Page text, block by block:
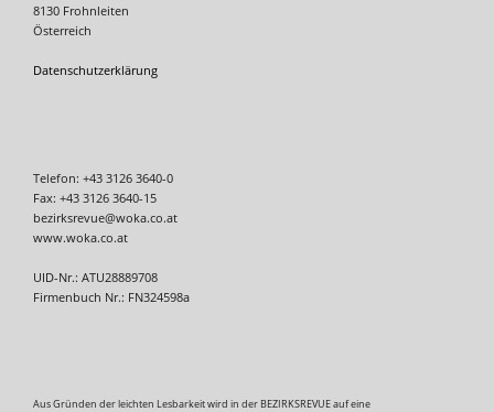
8130 Frohnleiten
Österreich
Datenschutzerklärung
Telefon: +43 3126 3640-0
Fax: +43 3126 3640-15
bezirksrevue@woka.co.at
www.woka.co.at
UID-Nr.: ATU28889708
Firmenbuch Nr.: FN324598a
Aus Gründen der leichten Lesbarkeit wird in der BEZIRKSREVUE auf eine